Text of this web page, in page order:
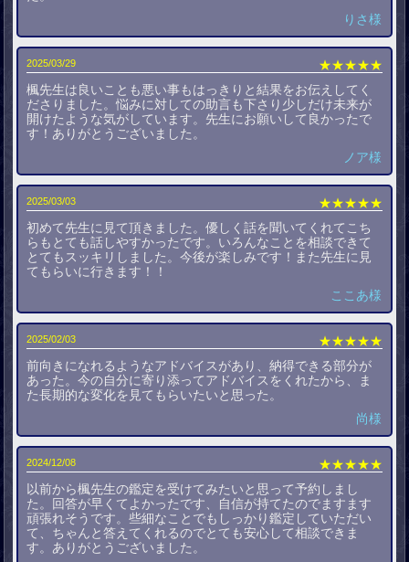
りさ様
2025/03/29
★★★★★
楓先生は良いことも悪い事もはっきりと結果をお伝えしてく
ださりました。悩みに対しての助言も下さり少しだけ未来が
開けたような気がしています。先生にお願いして良かったで
す！ありがとうございました。
ノア様
2025/03/03
★★★★★
初めて先生に見て頂きました。優しく話を聞いてくれてこち
らもとても話しやすかったです。いろんなことを相談できて
とてもスッキリしました。今後が楽しみです！また先生に見
てもらいに行きます！！
ここあ様
2025/02/03
★★★★★
前向きになれるようなアドバイスがあり、納得できる部分が
あった。今の自分に寄り添ってアドバイスをくれたから、ま
た長期的な変化を見てもらいたいと思った。
尚様
2024/12/08
★★★★★
以前から楓先生の鑑定を受けてみたいと思って予約しまし
た。回答が早くてよかったです、自信が持てたのでますます
頑張れそうです。些細なことでもしっかり鑑定していただい
て、ちゃんと答えてくれるのでとても安心して相談できま
す。ありがとうございました。